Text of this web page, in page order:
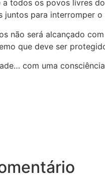
todos os povos livres
juntos para interromper
não será alcançado
que deve ser
com uma